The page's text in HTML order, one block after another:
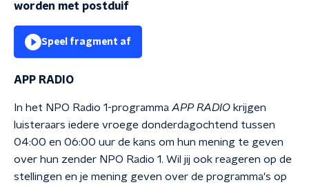
worden met postduif
Speel fragment af
APP RADIO
In het NPO Radio 1-programma APP RADIO krijgen
luisteraars iedere vroege donderdagochtend tussen
04:00 en 06:00 uur de kans om hun mening te geven
over hun zender NPO Radio 1. Wil jij ook reageren op de
stellingen en je mening geven over de programma's op